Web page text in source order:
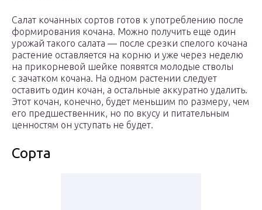
Салат кочанных сортов готов к употреблению после
формирования кочана. Можно получить еще один
урожай такого салата — после срезки спелого кочана
растение оставляется на корню и уже через неделю
на прикорневой шейке появятся молодые стволы
с зачатком кочана. На одном растении следует
оставить один кочан, а остальные аккуратно удалить.
Этот кочан, конечно, будет меньшим по размеру, чем
его предшественник, но по вкусу и питательным
ценностям он уступать не будет.
Сорта